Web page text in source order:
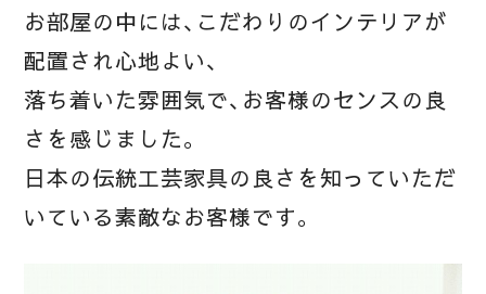
お部屋の中には、こだわりのインテリアが
配置され心地よい、
落ち着いた雰囲気で、お客様のセンスの良
さを感じました。
日本の伝統工芸家具の良さを知っていただ
いている素敵なお客様です。